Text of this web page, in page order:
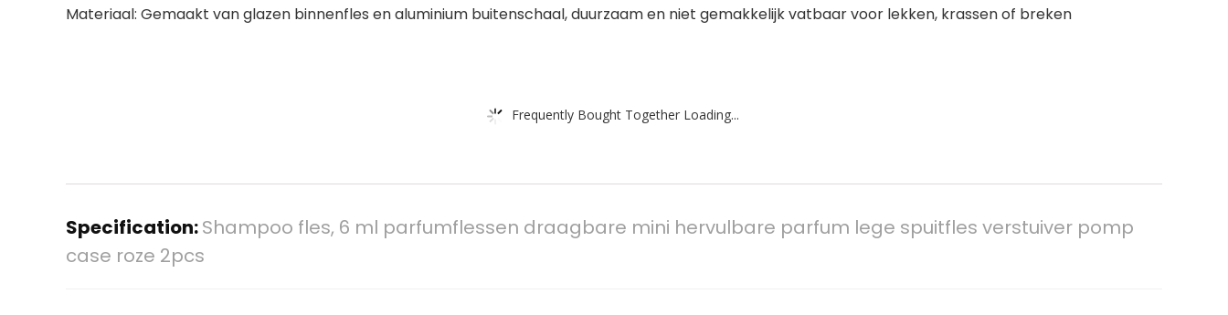
Materiaal: Gemaakt van glazen binnenfles en aluminium buitenschaal, duurzaam en niet gemakkelijk vatbaar voor lekken, krassen of breken
Frequently Bought Together Loading...
Specification:Shampoo fles, 6 ml parfumflessen draagbare mini hervulbare parfum lege spuitfles verstuiver pomp
case roze 2pcs